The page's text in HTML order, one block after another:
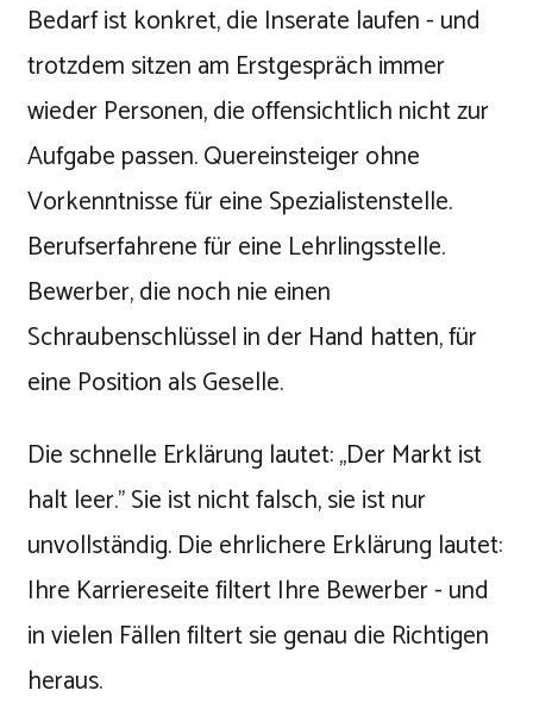
Bedarf ist konkret, die Inserate laufen - und
trotzdem sitzen am Erstgespräch immer
wieder Personen, die offensichtlich nicht zur
Aufgabe passen. Quereinsteiger ohne
Vorkenntnisse für eine Spezialistenstelle.
Berufserfahrene für eine Lehrlingsstelle.
Bewerber, die noch nie einen
Schraubenschlüssel in der Hand hatten, für
eine Position als Geselle.
Die schnelle Erklärung lautet: „Der Markt ist
halt leer." Sie ist nicht falsch, sie ist nur
unvollständig. Die ehrlichere Erklärung lautet:
Ihre Karriereseite filtert Ihre Bewerber - und
in vielen Fällen filtert sie genau die Richtigen
heraus.